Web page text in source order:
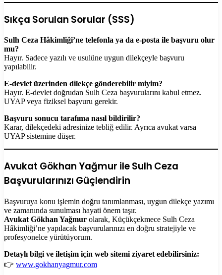
Sıkça Sorulan Sorular (SSS)
Sulh Ceza Hâkimliği’ne telefonla ya da e-posta ile başvuru olur
mu?
Hayır. Sadece yazılı ve usulüne uygun dilekçeyle başvuru
yapılabilir.
E-devlet üzerinden dilekçe gönderebilir miyim?
Hayır. E-devlet doğrudan Sulh Ceza başvurularını kabul etmez.
UYAP veya fiziksel başvuru gerekir.
Başvuru sonucu tarafıma nasıl bildirilir?
Karar, dilekçedeki adresinize tebliğ edilir. Ayrıca avukat varsa
UYAP sistemine düşer.
Avukat Gökhan Yağmur ile Sulh Ceza
Başvurularınızı Güçlendirin
Başvuruya konu işlemin doğru tanımlanması, uygun dilekçe yazımı
ve zamanında sunulması hayati önem taşır.
Avukat Gökhan Yağmur olarak, Küçükçekmece Sulh Ceza
Hâkimliği’ne yapılacak başvurularınızı en doğru stratejiyle ve
profesyonelce yürütüyorum.
Detaylı bilgi ve iletişim için web sitemi ziyaret edebilirsiniz:
👉 www.gokhanyagmur.com